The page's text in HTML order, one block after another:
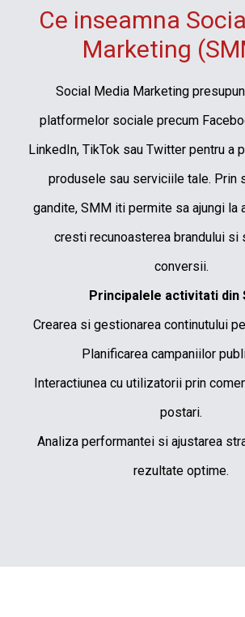
Ce inseamna
Marketing
Social Media Marketing
platformelor sociale precum
LinkedIn, TikTok sau Twitter pentru a
produsele sau serviciile tale. Prin
gandite, SMM iti permite sa ajungi la
cresti recunoasterea brandului si
conversii.
Principalele activitati din
Crearea si gestionarea continutului
Planificarea campaniilor
Interactiunea cu utilizatorii prin
postari.
Analiza performantei si ajustarea
rezultate optime.